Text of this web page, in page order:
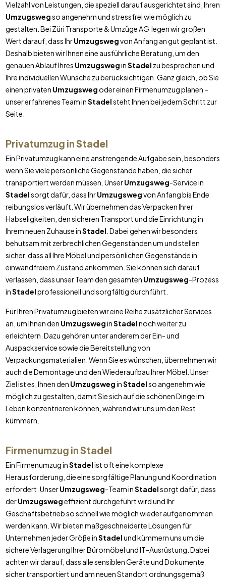
Vielzahl von Leistungen, die speziell darauf ausgerichtet sind, Ihren
Umzugswegso angenehm und stressfrei wie möglich zu
gestalten. Bei Züri Transporte & Umzüge AG legen wir großen
Wert darauf, dass IhrUmzugswegvon Anfang an gut geplant ist.
Deshalb bieten wir Ihnen eine ausführliche Beratung, um den
genauen Ablauf Ihres UmzugsweginStadel zu besprechen und
Ihre individuellen Wünsche zu berücksichtigen. Ganz gleich, ob Sie
einen privaten Umzugswegoder einen Firmenumzug planen –
unser erfahrenes Team inStadelsteht Ihnen bei jedem Schritt zur
Seite.
Privatumzug inStadel
Ein Privatumzug kann eine anstrengende Aufgabe sein, besonders
wenn Sie viele persönliche Gegenstände haben, die sicher
transportiert werden müssen. UnserUmzugsweg-Service in
Stadelsorgt dafür, dass IhrUmzugswegvon Anfang bis Ende
reibungslos verläuft. Wir übernehmen das Verpacken Ihrer
Habseligkeiten, den sicheren Transport und die Einrichtung in
Ihrem neuen Zuhause inStadel . Dabei gehen wir besonders
behutsam mit zerbrechlichen Gegenständen um und stellen
sicher, dass all Ihre Möbel und persönlichen Gegenstände in
einwandfreiem Zustand ankommen. Sie können sich darauf
verlassen, dass unser Team den gesamten Umzugsweg-Prozess
inStadelprofessionell und sorgfältig durchführt.
Für Ihren Privatumzug bieten wir eine Reihe zusätzlicher Services
an, um Ihnen den UmzugsweginStadelnoch weiter zu
erleichtern. Dazu gehören unter anderem der Ein- und
Auspackservice sowie die Bereitstellung von
Verpackungsmaterialien. Wenn Sie es wünschen, übernehmen wir
auch die Demontage und den Wiederaufbau Ihrer Möbel. Unser
Ziel ist es, Ihnen den UmzugsweginStadelso angenehm wie
möglich zu gestalten, damit Sie sich auf die schönen Dinge im
Leben konzentrieren können, während wir uns um den Rest
kümmern.
Firmenumzug inStadel
Ein Firmenumzug inStadelist oft eine komplexe
Herausforderung, die eine sorgfältige Planung und Koordination
erfordert. UnserUmzugsweg-Team inStadelsorgt dafür, dass
derUmzugswegeffizient durchgeführt wird und Ihr
Geschäftsbetrieb so schnell wie möglich wieder aufgenommen
werden kann. Wir bieten maßgeschneiderte Lösungen für
Unternehmen jeder Größe inStadelund kümmern uns um die
sichere Verlagerung Ihrer Büromöbel und IT-Ausrüstung. Dabei
achten wir darauf, dass alle sensiblen Geräte und Dokumente
sicher transportiert und am neuen Standort ordnungsgemäß